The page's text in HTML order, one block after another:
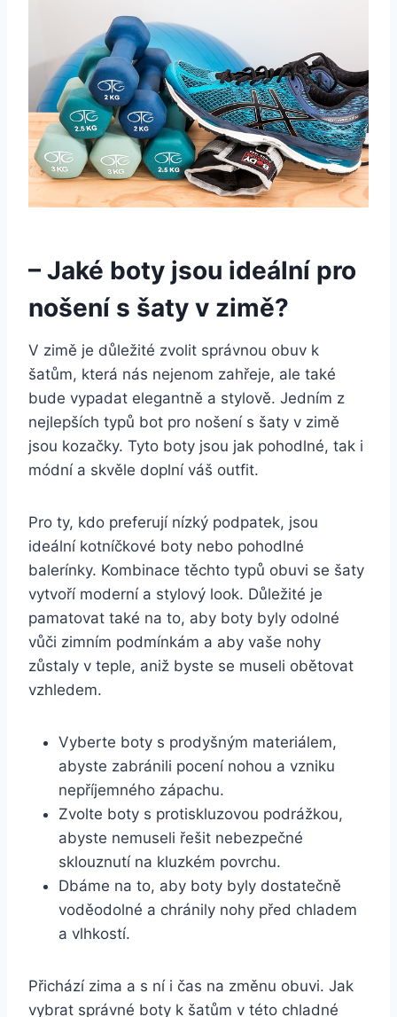
– Jaké boty jsou ideální pro
nošení s šaty v zimě?
V zimě je důležité zvolit správnou⁤ obuv k
šatům, ​která nás nejenom⁣ zahřeje, ale také
bude vypadat elegantně a stylově. Jedním z
nejlepších typů bot pro‌ nošení s šaty v zimě
jsou kozačky. Tyto boty jsou jak pohodlné, tak i
módní a skvěle doplní váš outfit.
Pro ty, kdo preferují nízký podpatek, jsou
ideální kotníčkové boty nebo pohodlné
balerínky. Kombinace těchto typů obuvi se šaty
vytvoří ​moderní a stylový​ look. Důležité je
pamatovat také na⁣ to, aby boty byly odolné
vůči zimním podmínkám a aby vaše nohy
zůstaly v teple, aniž byste se museli obětovat
vzhledem.
Vyberte boty s prodyšným materiálem,
abyste zabránili pocení nohou ⁤a‌ vzniku
nepříjemného zápachu.
Zvolte boty s protiskluzovou podrážkou,⁢
abyste nemuseli řešit nebezpečné
sklouznutí na ⁢kluzkém⁢ povrchu.
Dbáme na ‌to, aby boty byly dostatečně
voděodolné a chránily nohy před chladem
a vlhkostí.
Přichází zima a s ní⁣ i čas na změnu obuvi. Jak
vybrat správné boty k šatům v⁢ této chladné